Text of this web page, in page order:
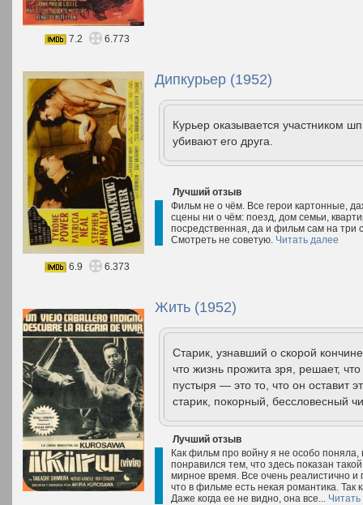
7.2 6.773
Дипкурьер (1952)
Курьер оказывается участником
убивают его друга.
Лучший отзыв
Фильм не о чём. Все герои картонные,
сцены ни о чём: поезд, дом семьи,
посредственная, да и фильм сам на три
Смотреть не советую. Читать далее
6.9 6.373
Жить (1952)
Старик, узнавший о скорой
что жизнь прожита зря, решает,
пустыря — это то, что он
старик, покорный, бессловесный
Лучший отзыв
Как фильм про войну я не особо
понравился тем, что здесь показан
мирное время. Все очень реалистично
что в фильме есть некая романтика. Так
Даже когда ее не видно, она все...